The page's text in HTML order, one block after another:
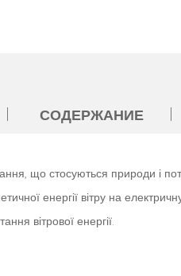
СОДЕРЖАНИЕ
що стосуються природи і
енергії вітру на
вітрової енергії.